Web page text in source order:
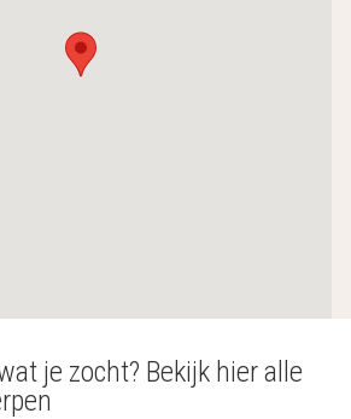
je zocht? Bekijk hier alle